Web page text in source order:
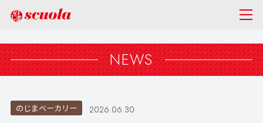
NEWS
のじまベーカリー 2026.06.30